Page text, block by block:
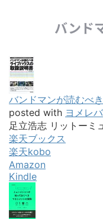
バンド
バンドマンが読むべ
posted with ヨメレバ
足立浩志 リットーミ
楽天ブックス
楽天kobo
Amazon
Kindle